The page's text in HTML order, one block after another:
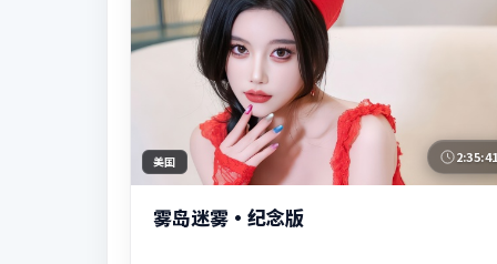
美国
雾岛迷雾·纪念版